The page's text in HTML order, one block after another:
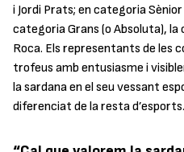
i Jordi Prats; en categoria
categoria Grans (o Absoluta), la
Roca. Els representants de les
trofeus amb entusiasme i
la sardana en el seu vessant
diferenciat de la resta d’esports.